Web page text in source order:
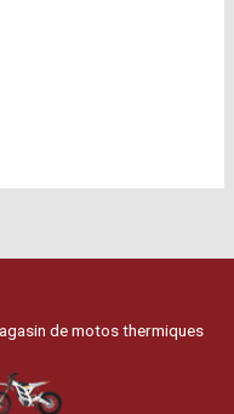
de motos thermiques